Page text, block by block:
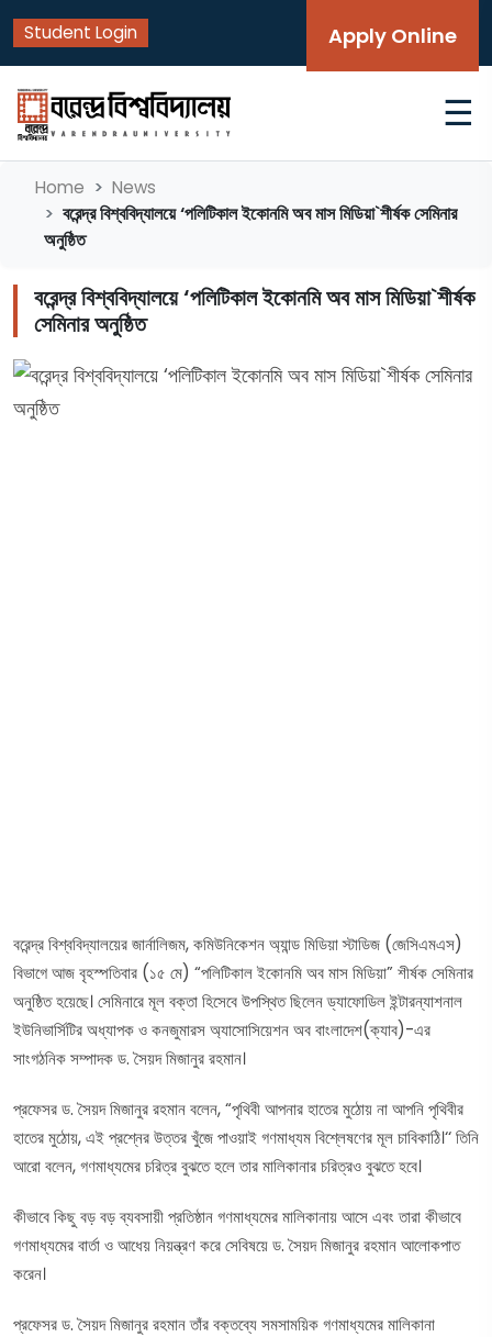
Student Login Apply Online
☰
Home News
বরেন্দ্র বিশ্ববিদ্যালয়ে ‘পলিটিকাল ইকোনমি অব মাস মিডিয়া`শীর্ষক সেমিনার
অনুষ্ঠিত
বরেন্দ্র বিশ্ববিদ্যালয়ে ‘পলিটিকাল ইকোনমি অব মাস মিডিয়া`শীর্ষক
সেমিনার অনুষ্ঠিত
বরেন্দ্র বিশ্ববিদ্যালয়ের জার্নালিজম, কমিউনিকেশন অ্যান্ড মিডিয়া স্টাডিজ (জেসিএমএস)
বিভাগে আজ বৃহস্পতিবার (১৫ মে) “পলিটিকাল ইকোনমি অব মাস মিডিয়া” শীর্ষক সেমিনার
অনুষ্ঠিত হয়েছে। সেমিনারে মূল বক্তা হিসেবে উপস্থিত ছিলেন ড্যাফোডিল ইন্টারন্যাশনাল
ইউনিভার্সিটির অধ্যাপক ও কনজুমারস অ্যাসোসিয়েশন অব বাংলাদেশ(ক্যাব)-এর
সাংগঠনিক সম্পাদক ড. সৈয়দ মিজানুর রহমান।
প্রফেসর ড. সৈয়দ মিজানুর রহমান বলেন, “পৃথিবী আপনার হাতের মুঠোয় না আপনি পৃথিবীর
হাতের মুঠোয়, এই প্রশ্নের উত্তর খুঁজে পাওয়াই গণমাধ্যম বিশ্লেষণের মূল চাবিকাঠি।‘‘ তিনি
আরো বলেন, গণমাধ্যমের চরিত্র বুঝতে হলে তার মালিকানার চরিত্রও বুঝতে হবে।
কীভাবে কিছু বড় বড় ব্যবসায়ী প্রতিষ্ঠান গণমাধ্যমের মালিকানায় আসে এবং তারা কীভাবে
গণমাধ্যমের বার্তা ও আধেয় নিয়ন্ত্রণ করে সেবিষয়ে ড. সৈয়দ মিজানুর রহমান আলোকপাত
করেন।
প্রফেসর ড. সৈয়দ মিজানুর রহমান তাঁর বক্তব্যে সমসাময়িক গণমাধ্যমের মালিকানা